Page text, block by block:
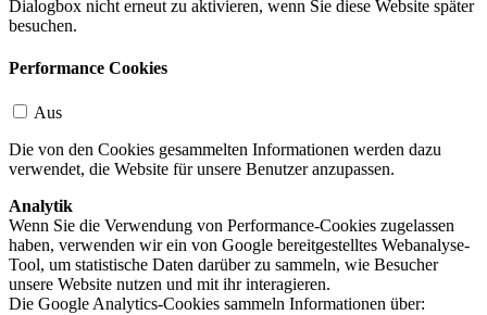
Dialogbox nicht erneut zu aktivieren, wenn Sie diese Website später
besuchen.
Performance Cookies
Aus
Die von den Cookies gesammelten Informationen werden dazu
verwendet, die Website für unsere Benutzer anzupassen.
Analytik
Wenn Sie die Verwendung von Performance-Cookies zugelassen
haben, verwenden wir ein von Google bereitgestelltes Webanalyse-
Tool, um statistische Daten darüber zu sammeln, wie Besucher
unsere Website nutzen und mit ihr interagieren.
Die Google Analytics-Cookies sammeln Informationen über: